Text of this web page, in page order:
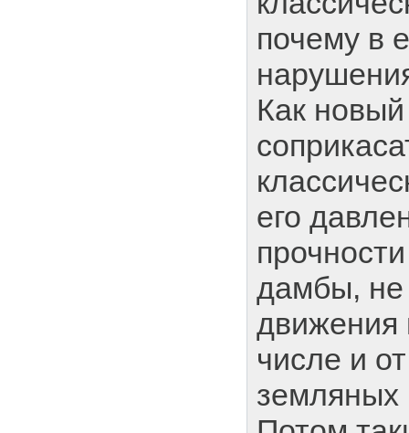
почему в
Как
его
дамбы, не
движения
числе и
земляных